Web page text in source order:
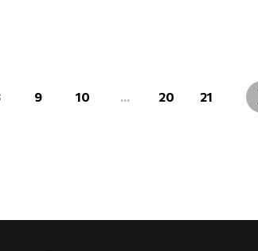
9 10 ... 20 21